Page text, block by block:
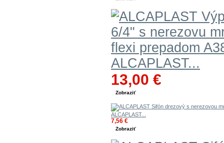
ALCAPLAST...
13,00 €
Zobraziť
ALCAPLAST...
7,56 €
Zobraziť